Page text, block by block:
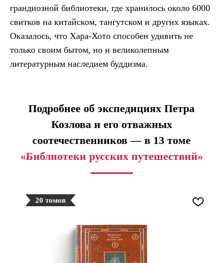
грандиозной библиотеки, где хранилось около 6000
свитков на китайском, тангутском и других языках.
Оказалось, что Хара-Хото способен удивить не
только своим бытом, но и великолепным
литературным наследием буддизма.
Подробнее об экспедициях Петра
Козлова и его отважных
соотечественников — в 13 томе
«Библиотеки русских путешествий»
20 томов